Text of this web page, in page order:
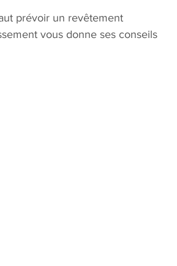
prévoir un revêtement
vous donne ses conseils